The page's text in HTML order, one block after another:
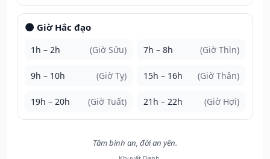
🌑 Giờ Hắc đạo
1h – 2h (Giờ Sửu) 7h – 8h (Giờ Thìn)
9h – 10h (Giờ Tỵ) 15h – 16h (Giờ Thân)
19h – 20h (Giờ Tuất) 21h – 22h (Giờ Hợi)
Tâm bình an, đời an yên.